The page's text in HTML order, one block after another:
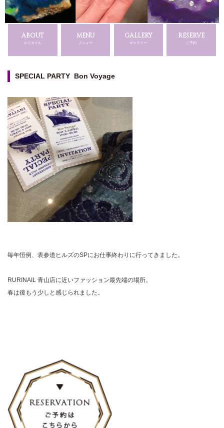
ABOUT
ルリネイル
MENU
メニュー
GALLERY
ギャラリー
RESERVE
ご予約
SPECIAL PARTY Bon Voyage
毎年恒例、表参道ヒルズのSPにお仕事終わりに行ってきました。
RURINAIL 青山店に近いファッション最先端の場所。
春は後もう少しと感じられました。